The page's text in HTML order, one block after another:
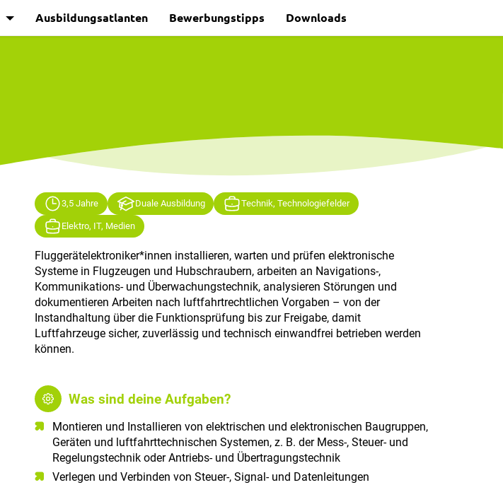
Ausbildungsatlanten Bewerbungstipps Downloads
3,5 Jahre Duale Ausbildung Technik, Technologiefelder
Elektro, IT, Medien
Fluggerätelektroniker*innen installieren, warten und prüfen elektronische
Systeme in Flugzeugen und Hubschraubern, arbeiten an Navigations-,
Kommunikations- und Überwachungstechnik, analysieren Störungen und
dokumentieren Arbeiten nach luftfahrtrechtlichen Vorgaben – von der
Instandhaltung über die Funktionsprüfung bis zur Freigabe, damit
Luftfahrzeuge sicher, zuverlässig und technisch einwandfrei betrieben werden
können.
Was sind deine Aufgaben?
Montieren und Installieren von elektrischen und elektronischen Baugruppen,
Geräten und luftfahrttechnischen Systemen, z. B. der Mess-, Steuer- und
Regelungstechnik oder Antriebs- und Übertragungstechnik
Verlegen und Verbinden von Steuer-, Signal- und Datenleitungen